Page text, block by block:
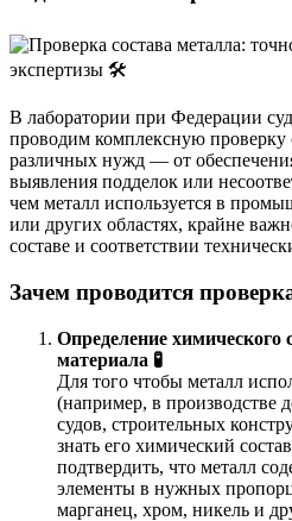
В лаборатории при Федерации
проводим комплексную проверку
различных нужд — от
выявления подделок или
чем металл используется в
или других областях, крайне
составе и соответствии
Зачем проводится
Определение химического
материала 🧪
Для того чтобы металл
(например, в производстве
судов, строительных
знать его химический
подтвердить, что металл
элементы в нужных
марганец, хром, никель и